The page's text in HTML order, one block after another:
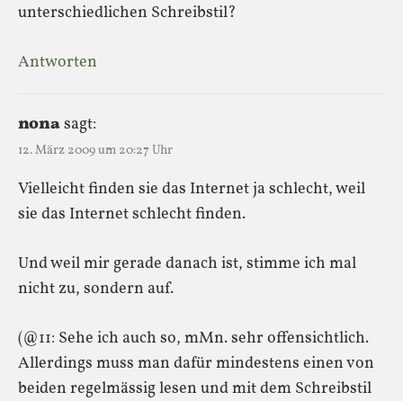
unterschiedlichen Schreibstil?
Antworten
nonasagt:
12. März 2009 um 20:27 Uhr
Vielleicht finden sie das Internet ja schlecht, weil
sie das Internet schlecht finden.
Und weil mir gerade danach ist, stimme ich mal
nicht zu, sondern auf.
(@11: Sehe ich auch so, mMn. sehr offensichtlich.
Allerdings muss man dafür mindestens einen von
beiden regelmässig lesen und mit dem Schreibstil